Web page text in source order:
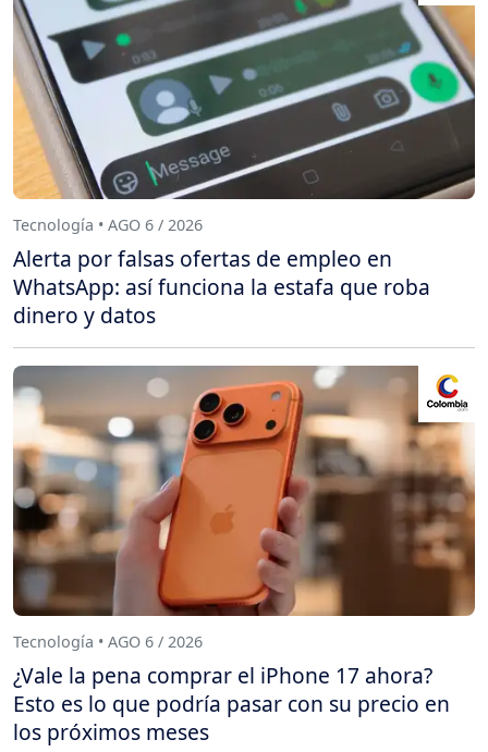
Tecnología • AGO 6 / 2026
Alerta por falsas ofertas de empleo en
WhatsApp: así funciona la estafa que roba
dinero y datos
Tecnología • AGO 6 / 2026
¿Vale la pena comprar el iPhone 17 ahora?
Esto es lo que podría pasar con su precio en
los próximos meses